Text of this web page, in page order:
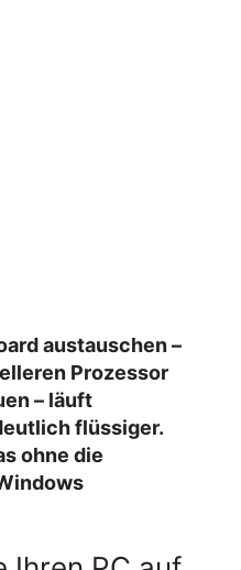
austauschen –
Prozessor
– läuft
flüssiger.
ohne die